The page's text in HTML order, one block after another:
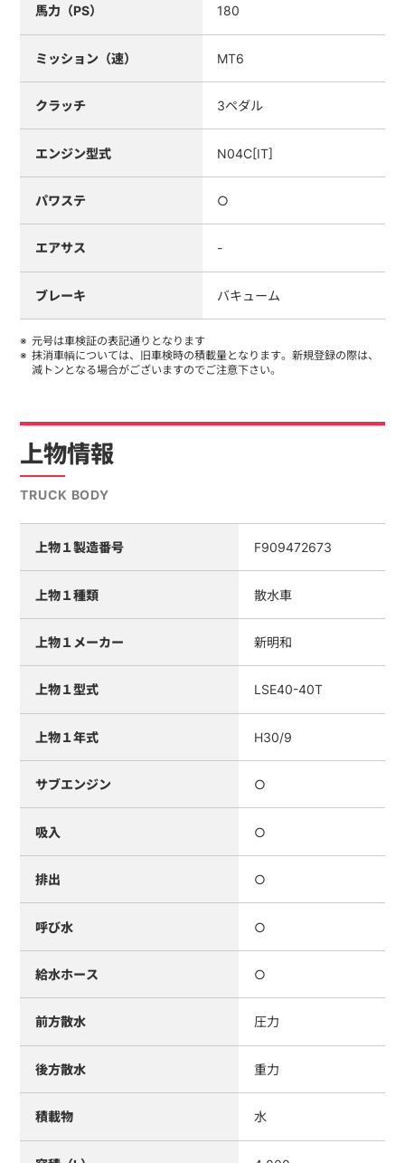
馬力（PS） 180
ミッション（速） MT6
クラッチ 3ペダル
エンジン型式 N04C[IT]
パワステ ○
エアサス -
ブレーキ バキューム
元号は車検証の表記通りとなります
抹消車輌については、旧車検時の積載量となります。新規登録の際は、
減トンとなる場合がございますのでご注意下さい。
上物情報
TRUCK BODY
上物１製造番号 F909472673
上物１種類 散水車
上物１メーカー 新明和
上物１型式 LSE40-40T
上物１年式 H30/9
サブエンジン ○
吸入 ○
排出 ○
呼び水 ○
給水ホース ○
前方散水 圧力
後方散水 重力
積載物 水